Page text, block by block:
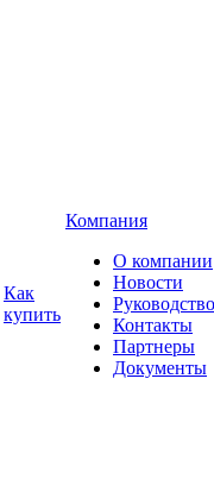
Как
купить
Компания
О компании
Новости
Руководство
Контакты
Партнеры
Документы